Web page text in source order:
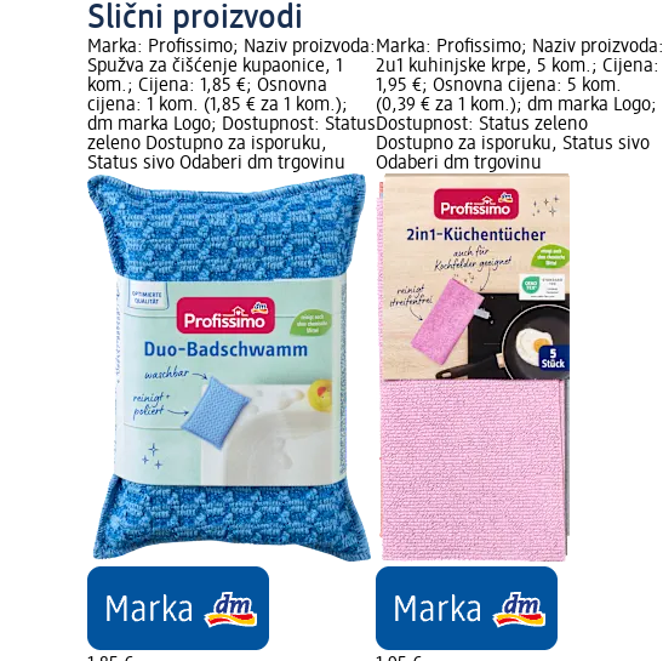
Slični proizvodi
Marka: Profissimo; Naziv proizvoda:
Spužva za čišćenje kupaonice, 1
kom.; Cijena: 1,85 €; Osnovna
cijena: 1 kom. (1,85 € za 1 kom.);
dm marka Logo; Dostupnost: Status
zeleno Dostupno za isporuku,
Status sivo Odaberi dm trgovinu
Marka: Profissimo; Naziv proizvoda:
2u1 kuhinjske krpe, 5 kom.; Cijena:
1,95 €; Osnovna cijena: 5 kom.
(0,39 € za 1 kom.); dm marka Logo;
Dostupnost: Status zeleno
Dostupno za isporuku, Status sivo
Odaberi dm trgovinu